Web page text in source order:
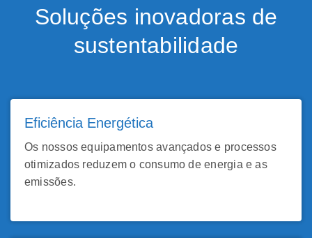
Soluções inovadoras de
sustentabilidade
Eficiência Energética
Os nossos equipamentos avançados e processos
otimizados reduzem o consumo de energia e as
emissões.